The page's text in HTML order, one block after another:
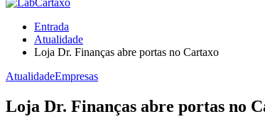
Entrada
Atualidade
Loja Dr. Finanças abre portas no Cartaxo
AtualidadeEmpresas
Loja Dr. Finanças abre portas no